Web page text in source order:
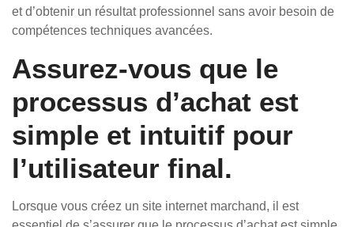
et d’obtenir un résultat professionnel sans avoir besoin de
compétences techniques avancées.
Assurez-vous que le
processus d’achat est
simple et intuitif pour
l’utilisateur final.
Lorsque vous créez un site internet marchand, il est